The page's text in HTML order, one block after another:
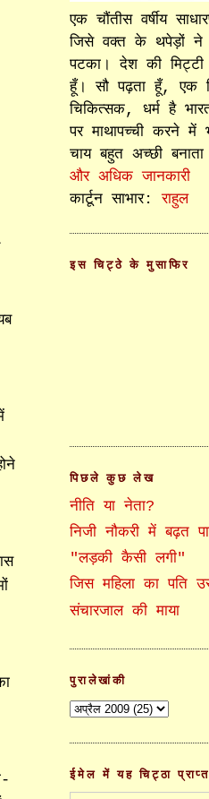
एक चौंतीस वर्षीय
जिसे वक्त के थपेड़ों ने
पटका। देश की
हूँ। सौ पढ़ता हूँ, एक
चिकित्सक, धर्म है
पर माथापच्ची करने में
चाय बहुत अच्छी
और अधिक जानकारी
कार्टून साभार:राहुल
इस चिट्ठे के मुसाफिर
पिछले कुछ लेख
नीति या नेता?
निजी नौकरी में बढ़त
"लड़की कैसी लगी"
जिस महिला का पति
संचारजाल की माया
पुरालेखांकी
ईमेल में यह चिट्ठा